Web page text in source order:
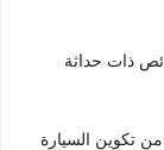
ذات حداثة
من تكوين السيارة